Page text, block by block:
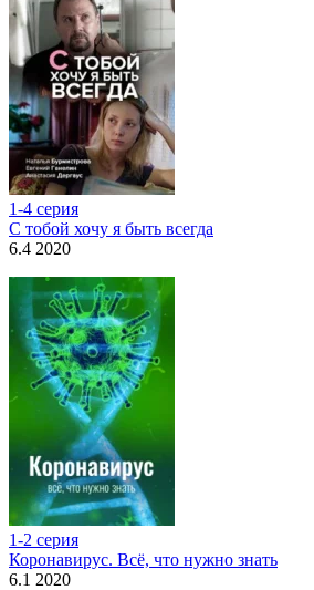
1-4 серия
С тобой хочу я быть всегда
6.4 2020
1-2 серия
Коронавирус. Всё, что нужно знать
6.1 2020